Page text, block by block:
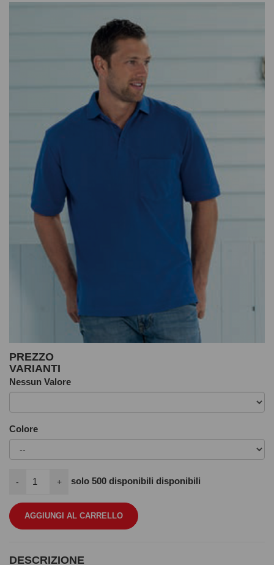
PREZZO
VARIANTI
Nessun Valore
Colore
- + solo 500 disponibili disponibili
AGGIUNGI AL CARRELLO
DESCRIZIONE